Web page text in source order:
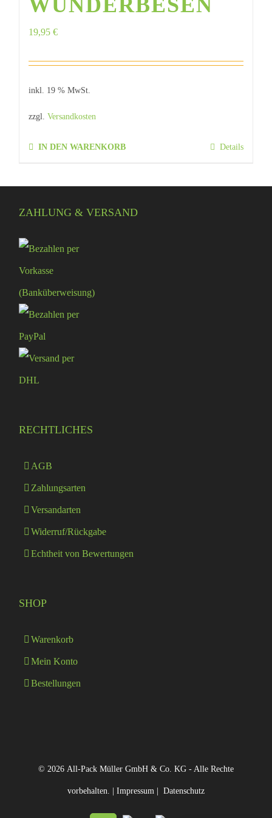
19,95€
inkl. 19 % MwSt.
zzgl.Versandkosten
IN DEN WARENKORB Details
ZAHLUNG & VERSAND
RECHTLICHES
AGB
Zahlungsarten
Versandarten
Widerruf/Rückgabe
Echtheit von Bewertungen
SHOP
Warenkorb
Mein Konto
Bestellungen
© 2026 All-Pack Müller GmbH & Co. KG - Alle Rechte
vorbehalten. | Impressum | Datenschutz